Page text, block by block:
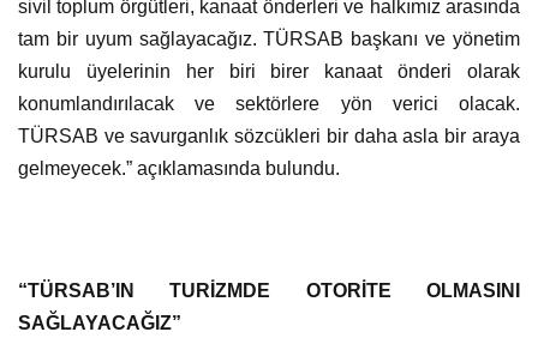
sivil toplum örgütleri, kanaat önderleri ve halkımız arasında
tam bir uyum sağlayacağız. TÜRSAB başkanı ve yönetim
kurulu üyelerinin her biri birer kanaat önderi olarak
konumlandırılacak ve sektörlere yön verici olacak.
TÜRSAB ve savurganlık sözcükleri bir daha asla bir araya
gelmeyecek.” açıklamasında bulundu.
“TÜRSAB’IN TURİZMDE OTORİTE OLMASINI
SAĞLAYACAĞIZ”